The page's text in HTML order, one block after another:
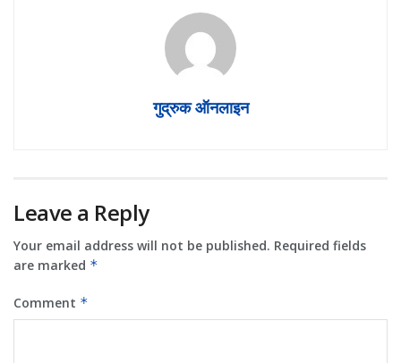
गुद्रुक ऑनलाइन
Leave a Reply
Your email address will not be published. Required fields
are marked *
Comment *